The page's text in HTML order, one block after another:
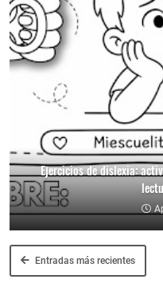
Ejercicios de dislexia:
Entradas más recientes